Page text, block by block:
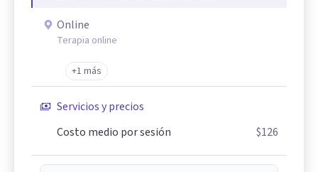
Online
Terapia online
+1 más
Servicios y precios
Costo medio por sesión
$126